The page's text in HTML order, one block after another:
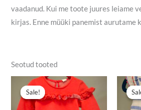
vaadanud. Kui me toote juures leiame
kirjas. Enne müüki panemist aurutame
Seotud tooted
Sale!
Sale!
Algne
hind
oli:
4,50 €.
Praegune
hind
on:
2,90 €.